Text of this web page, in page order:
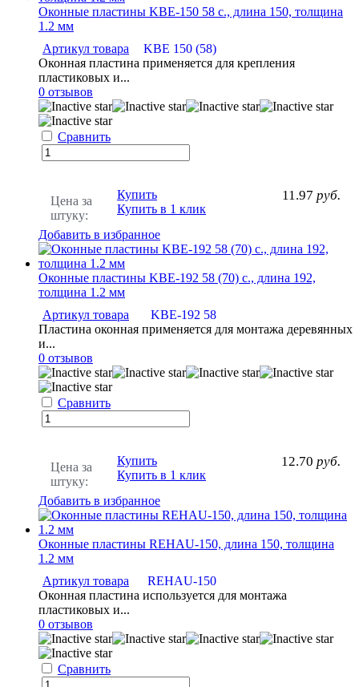
Оконные пластины KBE-150 58 с., длина 150, толщина
1.2 мм
Артикул товара
KBE 150 (58)
Оконная пластина применяется для крепления
пластиковых и...
0 отзывов
Сравнить
Цена за
штуку:
11.97 руб.
Купить
Купить в 1 клик
Добавить в избранное
Оконные пластины KBE-192 58 (70) с., длина 192,
толщина 1.2 мм
Артикул товара
KBE-192 58
Пластина оконная применяется для монтажа деревянных
и...
0 отзывов
Сравнить
Цена за
штуку:
12.70 руб.
Купить
Купить в 1 клик
Добавить в избранное
Оконные пластины REHAU-150, длина 150, толщина
1.2 мм
Артикул товара
REHAU-150
Оконная пластина используется для монтажа
пластиковых и...
0 отзывов
Сравнить